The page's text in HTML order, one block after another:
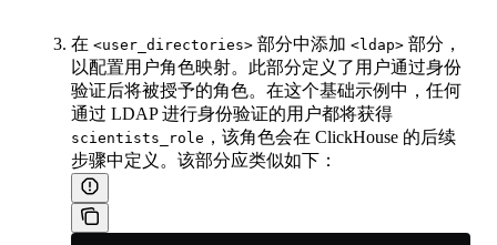
在 <user_directories> 部分中添加 <ldap> 部分，
以配置用户角色映射。此部分定义了用户通过身份
验证后将被授予的角色。在这个基础示例中，任何
通过 LDAP 进行身份验证的用户都将获得
scientists_role ，该角色会在 ClickHouse 的后续
步骤中定义。该部分应类似如下：